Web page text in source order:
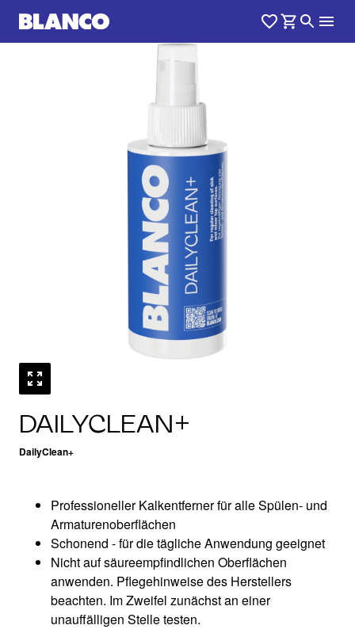
DAILYCLEAN+
DailyClean+
0
Professioneller Kalkentferner für alle Spülen- und
Armaturenoberflächen​
Schonend - für die tägliche Anwendung geeignet​
Nicht auf säureempfindlichen Oberflächen
anwenden. Pflegehinweise des Herstellers
beachten. Im Zweifel zunächst an einer
unauffälligen Stelle testen.